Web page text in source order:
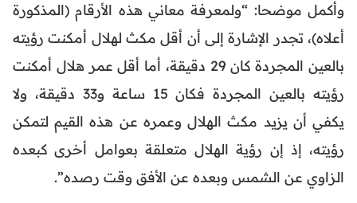
وأكمل موضحا: “ولمعرفة معاني هذه الأرقام (المذكورة
أعلاه)، تجدر الإشارة إلى أن أقل مكث لهلال أمكنت رؤيته
بالعين المجردة كان 29 دقيقة، أما أقل عمر هلال أمكنت
رؤيته بالعين المجردة فكان 15 ساعة و33 دقيقة، ولا
يكفي أن يزيد مكث الهلال وعمره عن هذه القيم لتمكن
رؤيته، إذ إن رؤية الهلال متعلقة بعوامل أخرى كبعده
الزاوي عن الشمس وبعده عن الأفق وقت رصده”.